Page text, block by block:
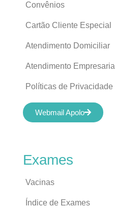
Exames
Vacinas
Índice de Exames
Convênios
Cartão Cliente Especial
Atendimento Domiciliar
Atendimento Empresarial
Políticas de Privacidade
Webmail Apolo